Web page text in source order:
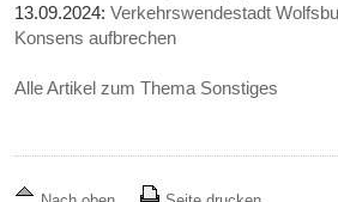
13.09.2024:Verkehrswendestadt
Konsens aufbrechen
Alle Artikel zum Thema Sonstiges